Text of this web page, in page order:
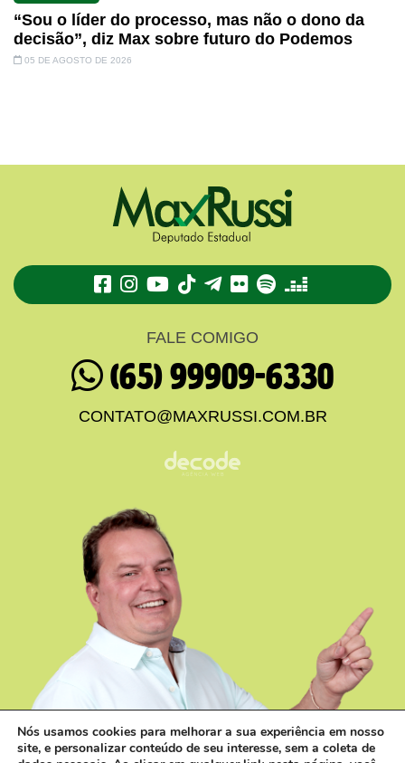
“Sou o líder do processo, mas não o dono da
decisão”, diz Max sobre futuro do Podemos
05 DE AGOSTO DE 2026
TikTokTelegram
FlickrSpotifyDeezer
FALE COMIGO
(65) 99909-6330
CONTATO@MAXRUSSI.COM.BR
Nós usamos cookies para melhorar a sua experiência em nosso
site, e personalizar conteúdo de seu interesse, sem a coleta de